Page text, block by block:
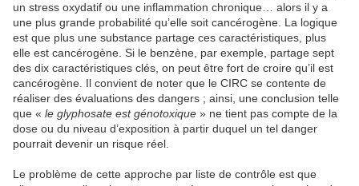
un stress oxydatif ou une inflammation chronique… alors il y a
une plus grande probabilité qu’elle soit cancérogène. La logique
est que plus une substance partage ces caractéristiques, plus
elle est cancérogène. Si le benzène, par exemple, partage sept
des dix caractéristiques clés, on peut être fort de croire qu’il est
cancérogène. Il convient de noter que le CIRC se contente de
réaliser des évaluations des dangers ; ainsi, une conclusion telle
que « le glyphosate est génotoxique » ne tient pas compte de la
dose ou du niveau d’exposition à partir duquel un tel danger
pourrait devenir un risque réel.
Le problème de cette approche par liste de contrôle est que